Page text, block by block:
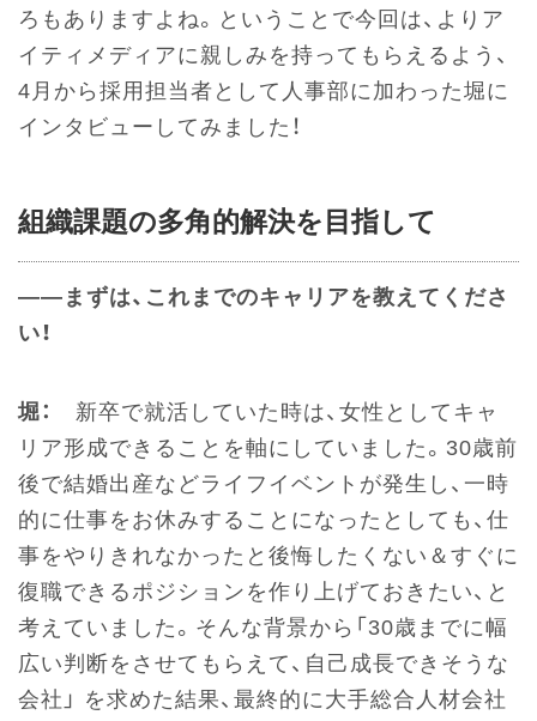
ろもありますよね。ということで今回は、よりア
イティメディアに親しみを持ってもらえるよう、
4月から採用担当者として人事部に加わった堀に
インタビューしてみました！
組織課題の多角的解決を目指して
――まずは、これまでのキャリアを教えてくださ
い！
堀：
新卒で就活していた時は、女性としてキャ
リア形成できることを軸にしていました。30歳前
後で結婚出産などライフイベントが発生し、一時
的に仕事をお休みすることになったとしても、仕
事をやりきれなかったと後悔したくない＆すぐに
復職できるポジションを作り上げておきたい、と
考えていました。そんな背景から「30歳までに幅
広い判断をさせてもらえて、自己成長できそうな
会社」 を求めた結果、最終的に大手総合人材会社